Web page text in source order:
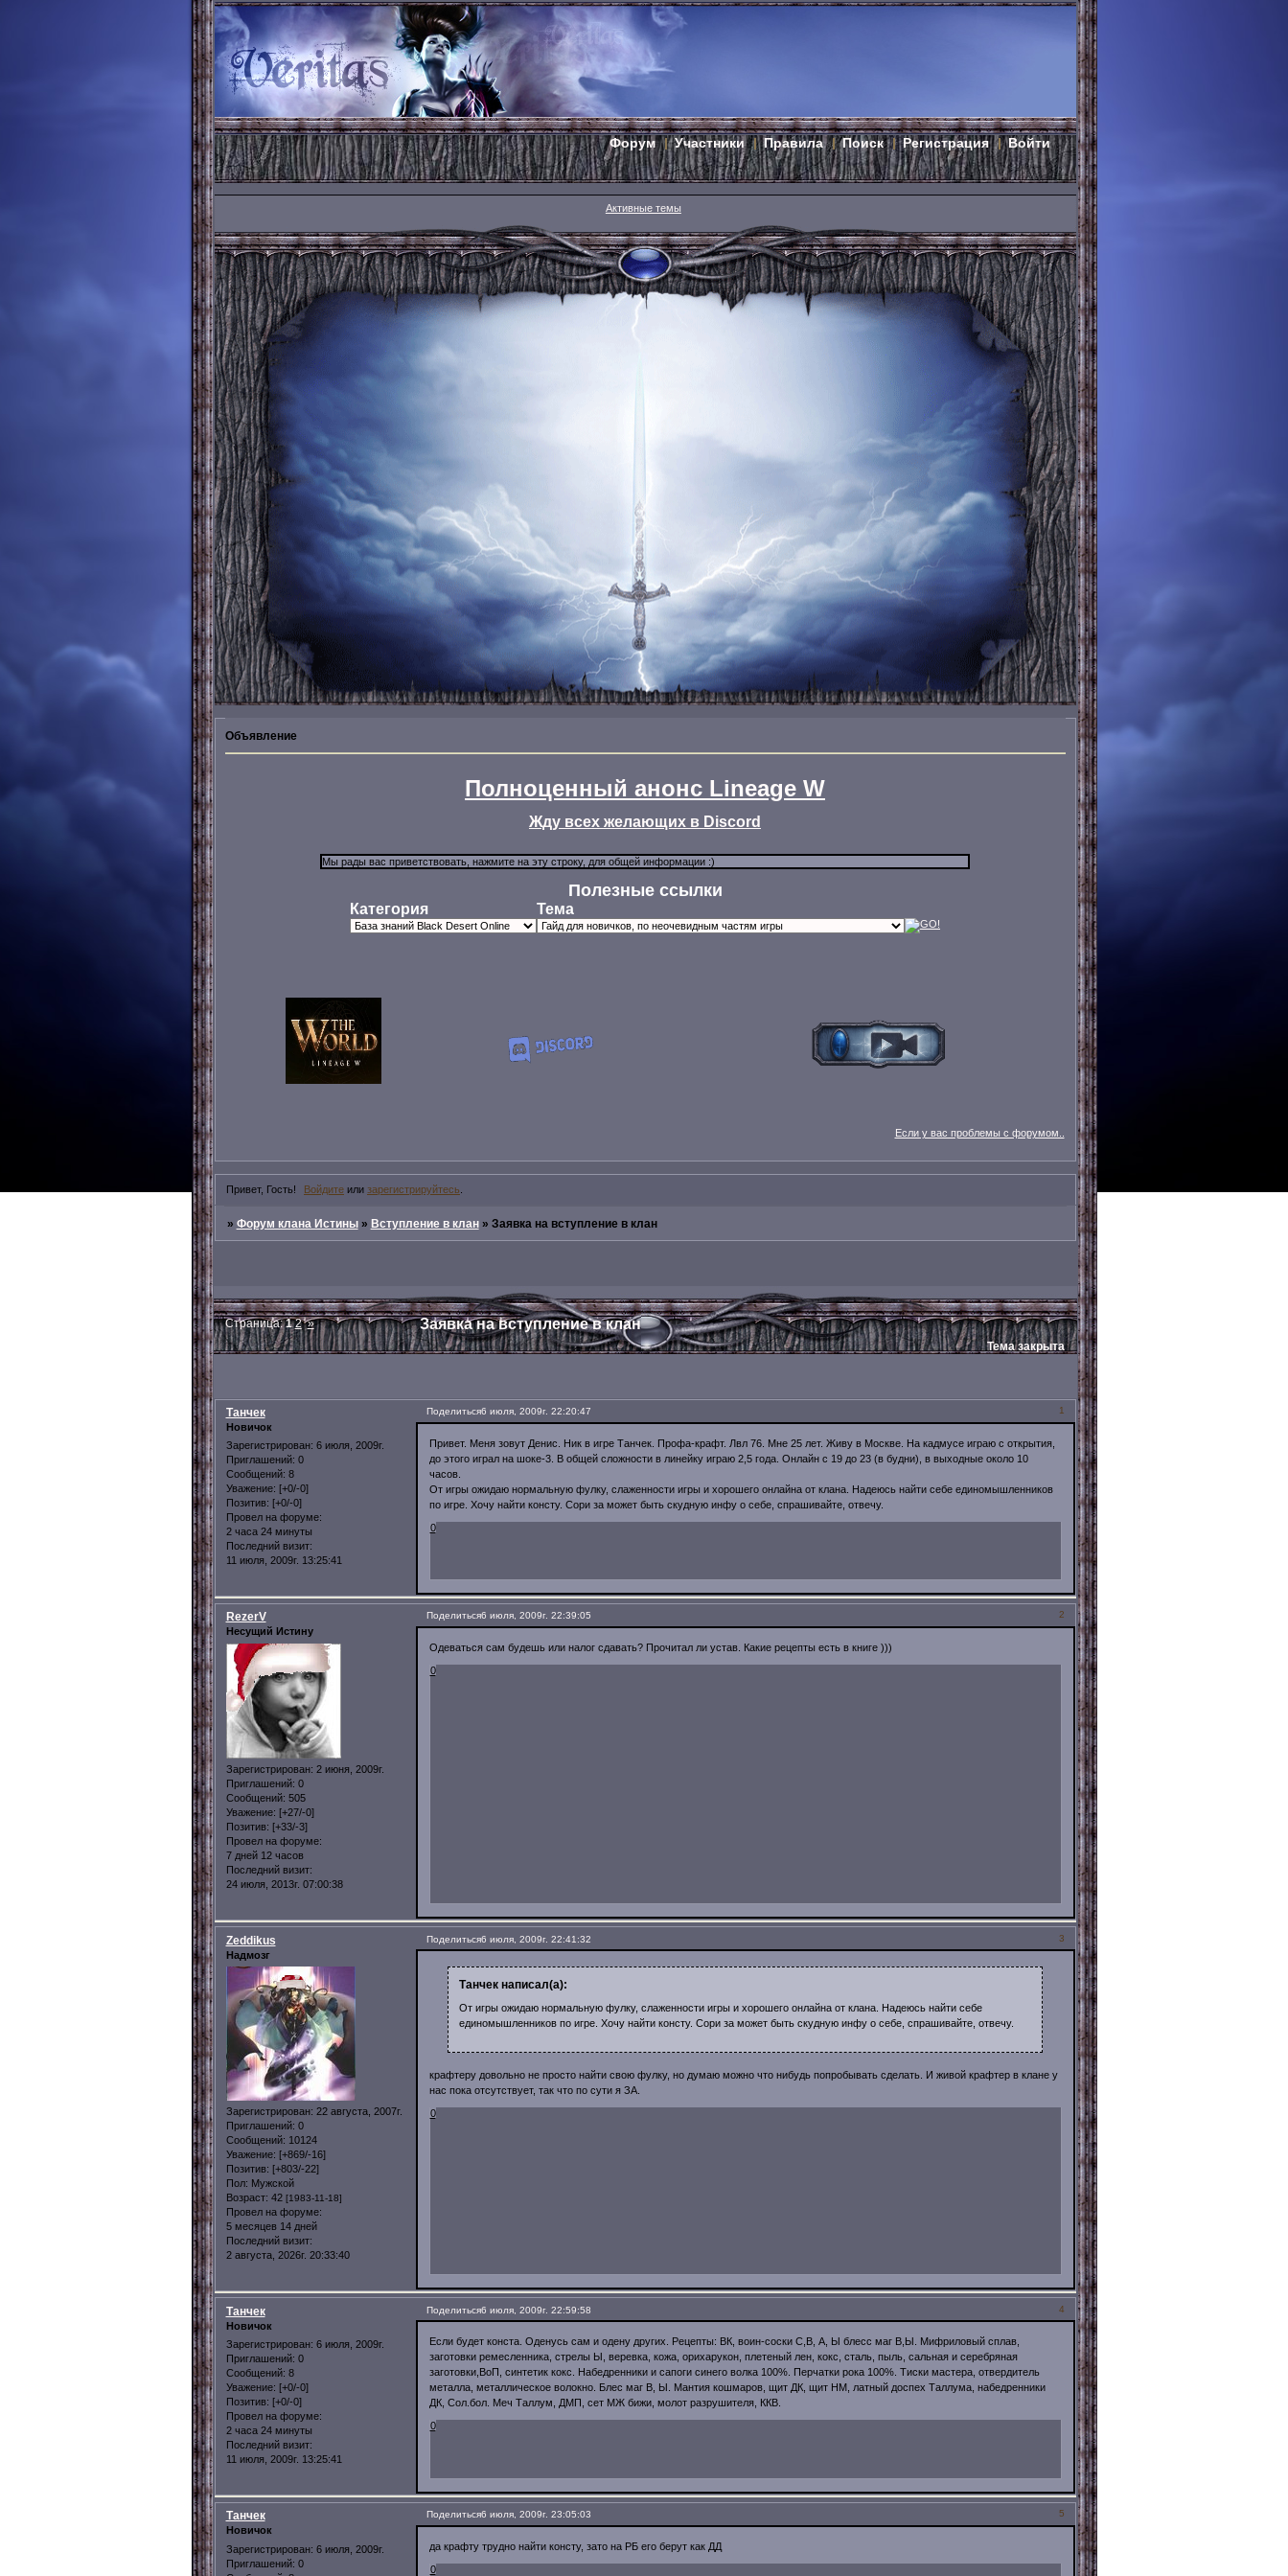
Форум Участники Правила Поиск Регистрация Войти
Активные темы
Объявление
Полноценный анонс Lineage W
Жду всех желающих в Discord
Полезные ссылки
Категория Тема
Если у вас проблемы с форумом..
Привет, Гость! Войдите или зарегистрируйтесь
» Форум клана Истины » Вступление в клан » Заявка на вступление в клан
Заявка на вступление в клан
Страница:1 2 »
Тема закрыта
Поделиться 1
6 июля, 2009г. 22:20:47
Танчек
Новичок
Зарегистрирован: 6 июля, 2009г.
Приглашений: 0
Сообщений: 8
Уважение: [+0/-0]
Позитив: [+0/-0]
Провел на форуме:
2 часа 24 минуты
Последний визит:
11 июля, 2009г. 13:25:41
Привет. Меня зовут Денис. Ник в игре Танчек. Профа-крафт. Лвл 76. Мне 25 лет. Живу в Москве. На кадмусе играю с открытия,
до этого играл на шоке-3. В общей сложности в линейку играю 2,5 года. Онлайн с 19 до 23 (в будни), в выходные около 10
часов.
От игры ожидаю нормальную фулку, слаженности игры и хорошего онлайна от клана. Надеюсь найти себе единомышленников
по игре. Хочу найти консту. Сори за может быть скудную инфу о себе, спрашивайте, отвечу.
0
Поделиться 2
6 июля, 2009г. 22:39:05
RezerV
Несущий Истину
Зарегистрирован: 2 июня, 2009г.
Приглашений: 0
Сообщений: 505
Уважение: [+27/-0]
Позитив: [+33/-3]
Провел на форуме:
7 дней 12 часов
Последний визит:
24 июля, 2013г. 07:00:38
Одеваться сам будешь или налог сдавать? Прочитал ли устав. Какие рецепты есть в книге )))
0
Поделиться 3
6 июля, 2009г. 22:41:32
Zeddikus
Надмозг
Зарегистрирован: 22 августа, 2007г.
Приглашений: 0
Сообщений: 10124
Уважение: [+869/-16]
Позитив: [+803/-22]
Пол: Мужской
Возраст: 42 [1983-11-18]
Провел на форуме:
5 месяцев 14 дней
Последний визит:
2 августа, 2026г. 20:33:40
Танчек написал(а):
От игры ожидаю нормальную фулку, слаженности игры и хорошего онлайна от клана. Надеюсь найти себе
единомышленников по игре. Хочу найти консту. Сори за может быть скудную инфу о себе, спрашивайте, отвечу.
крафтеру довольно не просто найти свою фулку, но думаю можно что нибудь попробывать сделать. И живой крафтер в клане у
нас пока отсутствует, так что по сути я ЗА.
0
Поделиться 4
6 июля, 2009г. 22:59:58
Танчек
Новичок
Зарегистрирован: 6 июля, 2009г.
Приглашений: 0
Сообщений: 8
Уважение: [+0/-0]
Позитив: [+0/-0]
Провел на форуме:
2 часа 24 минуты
Последний визит:
11 июля, 2009г. 13:25:41
Если будет конста. Оденусь сам и одену других. Рецепты: ВК, воин-соски С,B, А, Ы блесс маг B,Ы. Мифриловый сплав,
заготовки ремесленника, стрелы Ы, веревка, кожа, орихарукон, плетеный лен, кокс, сталь, пыль, сальная и серебряная
заготовки,ВоП, синтетик кокс. Набедренники и сапоги синего волка 100%. Перчатки рока 100%. Тиски мастера, отвердитель
металла, металлическое волокно. Блес маг В, Ы. Мантия кошмаров, щит ДК, щит НМ, латный доспех Таллума, набедренники
ДК, Сол.бол. Меч Таллум, ДМП, сет МЖ бижи, молот разрушителя, ККВ.
0
Поделиться 5
6 июля, 2009г. 23:05:03
Танчек
Новичок
Зарегистрирован: 6 июля, 2009г.
Приглашений: 0
да крафту трудно найти консту, зато на РБ его берут как ДД
0